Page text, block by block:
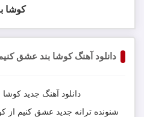
کوشا
دانلود آهنگ کوشا بند عشق
دانلود آهنگ جدید کوشا
شنونده ترانه جدید عشق کنیم از